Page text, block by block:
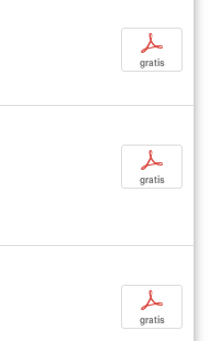
p
gratis
p
gratis
p
gratis